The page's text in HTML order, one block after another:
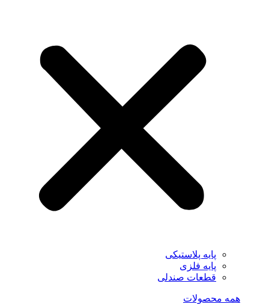
پایه پلاستیکی
پایه فلزی
قطعات صندلی
همه محصولات